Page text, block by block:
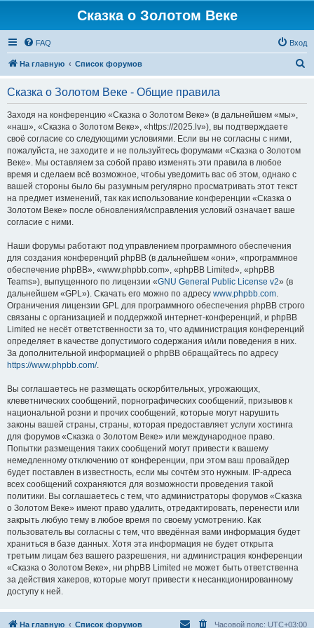
Сказка о Золотом Веке
FAQ Вход
На главную Список форумов
Сказка о Золотом Веке - Общие правила
Заходя на конференцию «Сказка о Золотом Веке» (в дальнейшем «мы»,
«наш», «Сказка о Золотом Веке», «https://2025.lv»), вы подтверждаете
своё согласие со следующими условиями. Если вы не согласны с ними,
пожалуйста, не заходите и не пользуйтесь форумами «Сказка о Золотом
Веке». Мы оставляем за собой право изменять эти правила в любое
время и сделаем всё возможное, чтобы уведомить вас об этом, однако с
вашей стороны было бы разумным регулярно просматривать этот текст
на предмет изменений, так как использование конференции «Сказка о
Золотом Веке» после обновления/исправления условий означает ваше
согласие с ними.
Наши форумы работают под управлением программного обеспечения
для создания конференций phpBB (в дальнейшем «они», «программное
обеспечение phpBB», «www.phpbb.com», «phpBB Limited», «phpBB
Teams»), выпущенного по лицензии «GNU General Public License v2» (в
дальнейшем «GPL»). Скачать его можно по адресу www.phpbb.com.
Ограничения лицензии GPL для программного обеспечения phpBB строго
связаны с организацией и поддержкой интернет-конференций, и phpBB
Limited не несёт ответственности за то, что администрация конференций
определяет в качестве допустимого содержания и/или поведения в них.
За дополнительной информацией о phpBB обращайтесь по адресу
https://www.phpbb.com/.
Вы соглашаетесь не размещать оскорбительных, угрожающих,
клеветнических сообщений, порнографических сообщений, призывов к
национальной розни и прочих сообщений, которые могут нарушить
законы вашей страны, страны, которая предоставляет услуги хостинга
для форумов «Сказка о Золотом Веке» или международное право.
Попытки размещения таких сообщений могут привести к вашему
немедленному отключению от конференции, при этом ваш провайдер
будет поставлен в известность, если мы сочтём это нужным. IP-адреса
всех сообщений сохраняются для возможности проведения такой
политики. Вы соглашаетесь с тем, что администраторы форумов «Сказка
о Золотом Веке» имеют право удалить, отредактировать, перенести или
закрыть любую тему в любое время по своему усмотрению. Как
пользователь вы согласны с тем, что введённая вами информация будет
храниться в базе данных. Хотя эта информация не будет открыта
третьим лицам без вашего разрешения, ни администрация конференции
«Сказка о Золотом Веке», ни phpBB Limited не может быть ответственна
за действия хакеров, которые могут привести к несанкционированному
доступу к ней.
На главную Список форумов Часовой пояс: UTC+03:00